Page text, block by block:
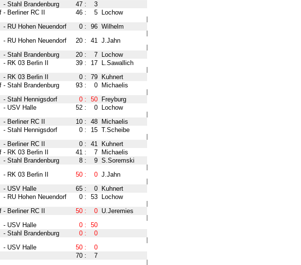
- Stahl Brandenburg 47 :
3
- Berliner RC II 46 : 5
Lochow
- RU Hohen Neuendorf 0 : 96 Wilhelm
- RU Hohen Neuendorf 20 : 41 J.Jahn
- Stahl Brandenburg 20 : 7
Lochow
- RK 03 Berlin II 39 : 17
L.Sawallich
- RK 03 Berlin II 0 : 79
Kuhnert
- Stahl Brandenburg 93 : 0
Michaelis
- Stahl Hennigsdorf 0 : 50
Freyburg
- USV Halle 52 : 0
Lochow
- Berliner RC II 10 : 48
Michaelis
- Stahl Hennigsdorf 0 : 15 T.Scheibe
- Berliner RC II 0 : 41
Kuhnert
- RK 03 Berlin II 41 : 7
Michaelis
- Stahl Brandenburg 8 : 9 S.Soremski
- RK 03 Berlin II 50 : 0 J.Jahn
- USV Halle 65 : 0
Kuhnert
- RU Hohen Neuendorf 0 : 53
Lochow
- Berliner RC II 50 : 0 U.Jeremies
- USV Halle 0 :
50
- Stahl Brandenburg 0 :
0
- USV Halle 50 :
0
70 : 7